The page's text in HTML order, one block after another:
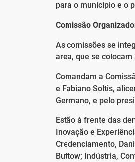
para o município e o
Comissão
As comissões se
área, que se
Comandam a
e Fabiano Soltis,
Germano, e pelo
Estão à frente das
Inovação e
Credenciamento,
Buttow; Indústria,